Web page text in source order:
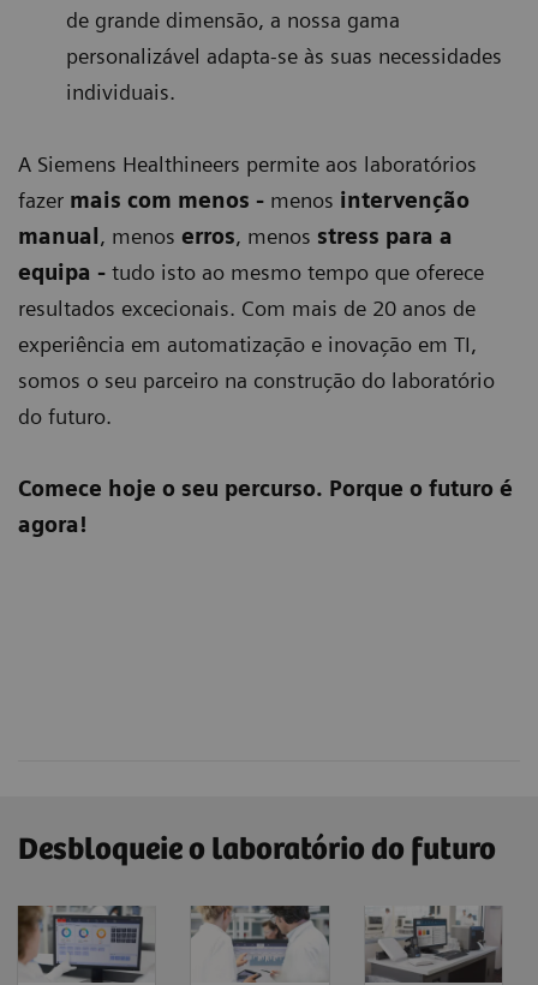
de grande dimensão, a nossa gama
personalizável adapta-se às suas necessidades
individuais.
A Siemens Healthineers permite aos laboratórios
fazer mais com menos - menos intervenção
manual , menos erros, menos stress para a
equipa - tudo isto ao mesmo tempo que oferece
resultados excecionais. Com mais de 20 anos de
experiência em automatização e inovação em TI,
somos o seu parceiro na construção do laboratório
do futuro.
Comece hoje o seu percurso. Porque o futuro é
agora!
Desbloqueie o laboratório do futuro